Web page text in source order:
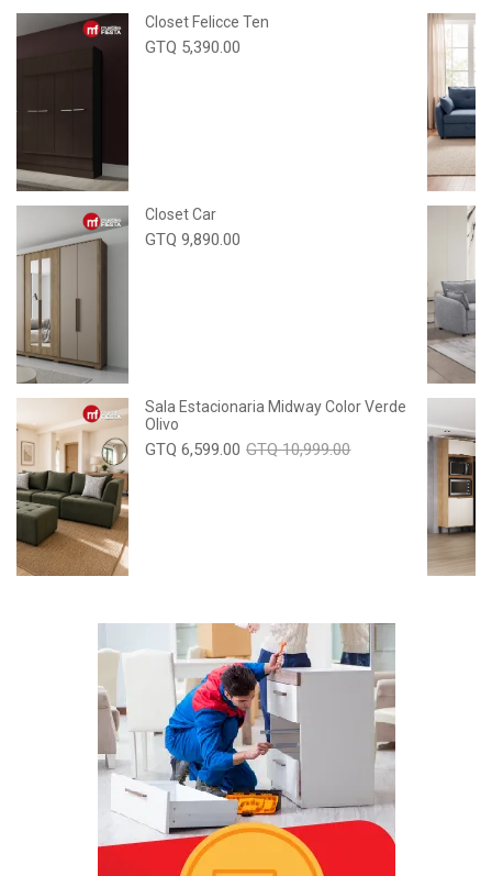
Closet Felicce Ten
GTQ 5,390.00
Closet Car
GTQ 9,890.00
Sala Estacionaria Midway Color Verde
Olivo
GTQ 6,599.00 GTQ 10,999.00